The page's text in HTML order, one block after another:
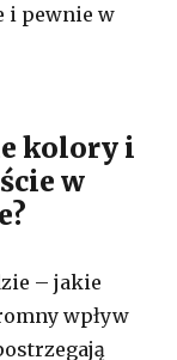
i pewnie w
kolory i
w
– jakie
wpływ